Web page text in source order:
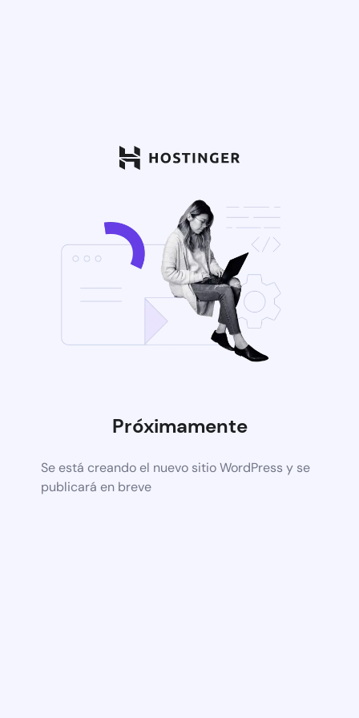
Próximamente
Se está creando el nuevo sitio WordPress y se
publicará en breve